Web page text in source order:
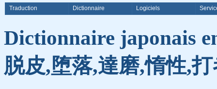
Traduction Dictionnaire Logiciels
Dictionnaire japonais
脱皮,堕落,達磨,惰性,